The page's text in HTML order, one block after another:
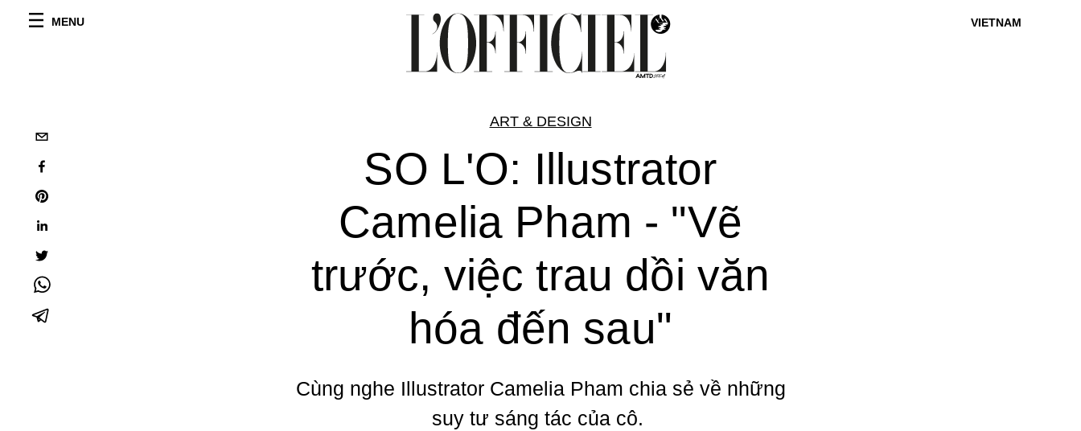
MENU VIETNAM
ART & DESIGN
SO L'O: Illustrator
Camelia Pham - "Vẽ
trước, việc trau dồi văn
hóa đến sau"
Cùng nghe Illustrator Camelia Pham chia sẻ về những
suy tư sáng tác của cô.